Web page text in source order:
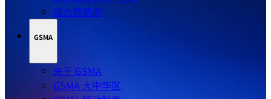
成为赞助商
GSMA
关于 GSMA
GSMA 大中华区